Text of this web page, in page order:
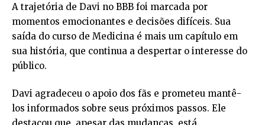
A trajetória de Davi no BBB foi marcada por
momentos emocionantes e decisões difíceis. Sua
saída do curso de Medicina é mais um capítulo em
sua história, que continua a despertar o interesse do
público.
Davi agradeceu o apoio dos fãs e prometeu mantê-
los informados sobre seus próximos passos. Ele